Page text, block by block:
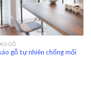
GỖ
gỗ tự nhiên chống mối